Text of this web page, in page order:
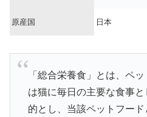
原産国 日本
「総合栄養食」とは、ペ
は猫に毎日の主要な食事
的とし、当該ペットフー